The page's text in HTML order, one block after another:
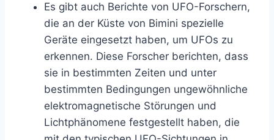
Es gibt auch Berichte von UFO-Forschern,
die an der Küste von Bimini spezielle
Geräte eingesetzt haben, um UFOs zu
erkennen. Diese Forscher berichten, dass
sie in bestimmten Zeiten und unter
bestimmten Bedingungen ungewöhnliche
elektromagnetische Störungen und
Lichtphänomene festgestellt haben, die